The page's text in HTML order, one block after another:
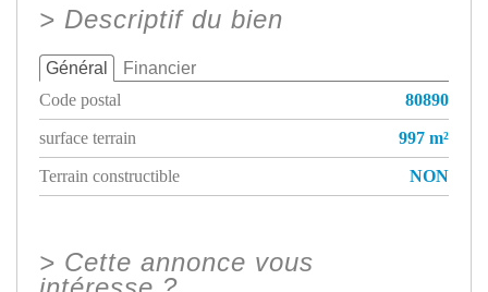
> Descriptif du bien
Général Financier
Code postal
80890
surface terrain
997 m²
Terrain constructible
NON
> Cette annonce vous